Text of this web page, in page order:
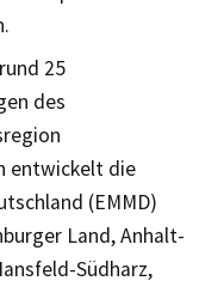
25
des
entwickelt die
(EMMD)
Land, Anhalt-
Südharz,